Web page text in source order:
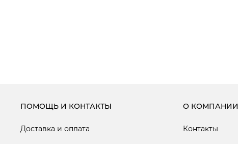
ПОМОЩЬ И КОНТАКТЫ
Доставка и оплата
О КОМПАНИИ
Контакты